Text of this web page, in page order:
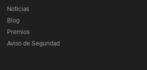
Noticias
Blog
Premios
Aviso de Seguridad